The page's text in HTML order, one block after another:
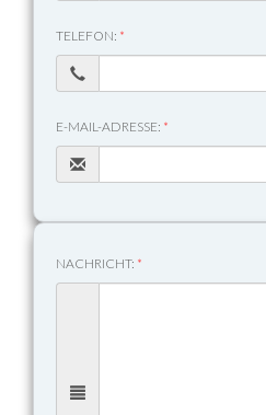
TELEFON: *
E-MAIL-ADRESSE: *
NACHRICHT: *